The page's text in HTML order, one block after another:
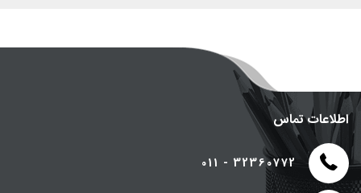
اطلاعات تماس
011 - 32360772